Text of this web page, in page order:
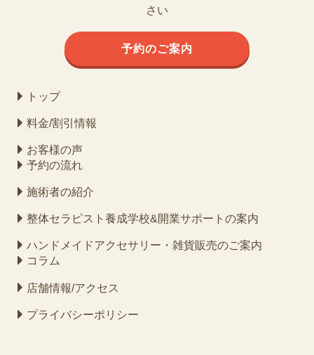
さい
予約のご案内
トップ
料金/割引情報
お客様の声
予約の流れ
施術者の紹介
整体セラピスト養成学校&開業サポートの案内
ハンドメイドアクセサリー・雑貨販売のご案内
コラム
店舗情報/アクセス
プライバシーポリシー